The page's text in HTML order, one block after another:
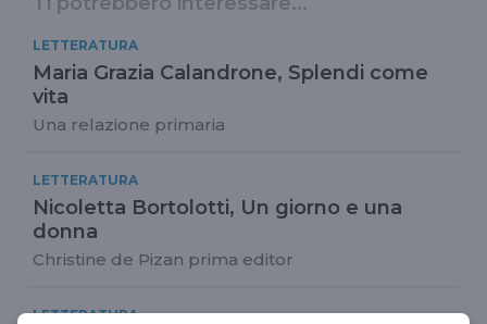
LETTERATURA
Maria Grazia Calandrone, Splendi come
vita
Una relazione primaria
LETTERATURA
Nicoletta Bortolotti, Un giorno e una
donna
Christine de Pizan prima editor
LETTERATURA